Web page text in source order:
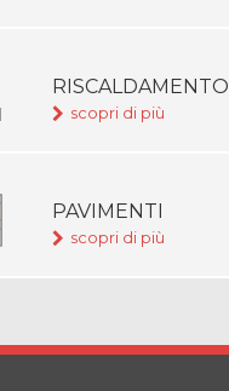
RISCALDAMENTO
scopri di più
PAVIMENTI
scopri di più